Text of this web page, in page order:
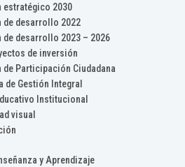
estratégico 2030
de desarrollo 2022
de desarrollo 2023 – 2026
de inversión
de Participación Ciudadana
de Gestión Integral
Institucional
visual
y Aprendizaje